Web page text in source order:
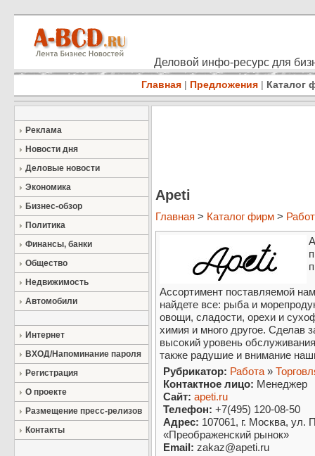
Деловой инфо-ресурс для
Главная | Предложения | Каталог
Реклама
Новости дня
Деловые новости
Экономика
Бизнес-обзор
Политика
Финансы, банки
Общество
Недвижимость
Автомобили
Интернет
ВХОД/Напоминание пароля
Регистрация
О проекте
Размещение пресс-релизов
Контакты
Apeti
Главная > Каталог фирм >
Ассортимент поставляемой
найдете все: рыба и
овощи, сладости, орехи и
химия и много другое. Сделав
высокий уровень
также радушие и внимание
Рубрикатор: Работа»
Контактное лицо: Менеджер
Сайт: apeti.ru
Телефон: +7(495) 120-08-50
Адрес: 107061, г. Москва, ул.
«Преображенский рынок»
Email: zakaz@apeti.ru